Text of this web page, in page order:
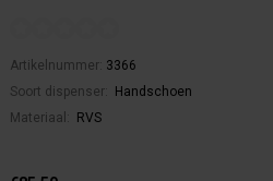
Artikelnummer: 3366
Soort dispenser:
Handschoen
Materiaal:
RVS